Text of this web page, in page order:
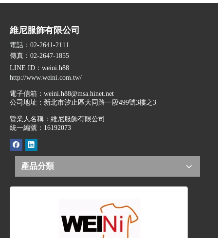
維尼服飾有限公司
電話：02-2641-2111
傳真：02-2647-1855
LINE ID ：weini.h88
http://www.weini.com.tw/
電子信箱： weini.h88@msa.hinet.net
公司地址： 新北市汐止區大同路一段499號3樓之3
營業人名稱：維尼服飾有限公司
統一編號：16192073
產品分類